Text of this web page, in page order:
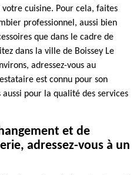
cuisine. Pour cela, faites
professionnel, aussi bien
que dans le cadre de
dans la ville de Boissey Le
adressez-vous au
est connu pour son
pour la qualité des services
et de
adressez-vous à un